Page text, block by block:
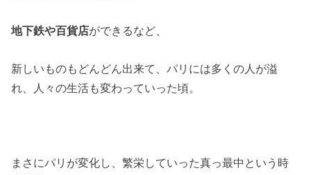
地下鉄や百貨店ができるなど、
新しいものもどんどん出来て、パリには多くの人が溢
れ、人々の生活も変わっていった頃。
まさにパリが変化し、繁栄していった真っ最中という時